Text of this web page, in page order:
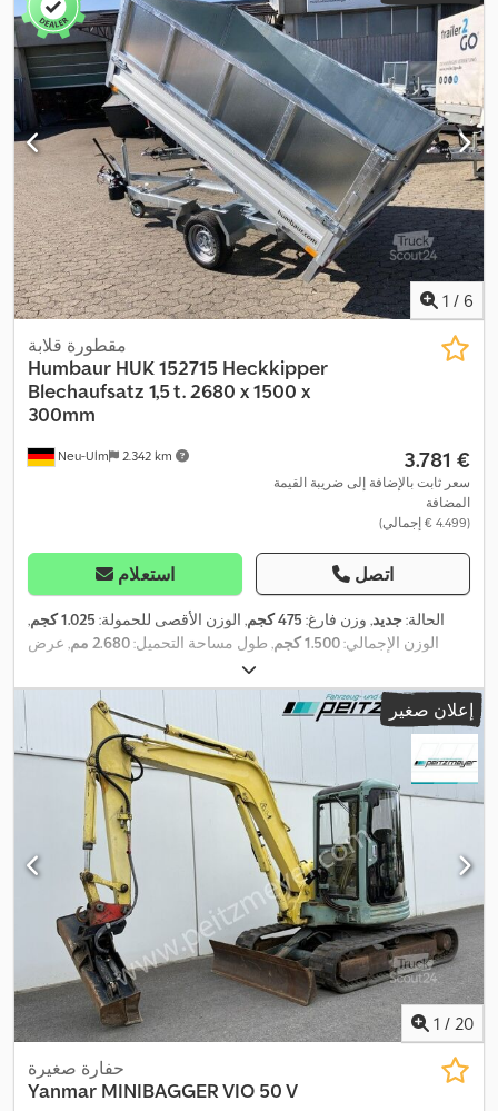
1 / 6
Neu-Ulm 2.342 km
مقطورة قلابة
Humbaur HUK 152715 Heckkipper
Blechaufsatz 1,5 t. 2680 x 1500 x
300mm
‏3.781 €
سعر ثابت بالإضافة إلى ضريبة القيمة
المضافة
(‏4.499 € إجمالي)
استعلام اتصل
الحالة:جديد, وزن فارغ: 475 كجم , الوزن الأقصى للحمولة: 1.025 كجم
,
الوزن الإجمالي:1.500 كجم , طول مساحة التحميل:2.680 مم
, عرض
, ارتفاع مساحة التحميل:
مساحة التحميل:1,2 م³ , لون:آخر, ارتفاع البناء:980 مم
, العرض التشغيلي:
إعلان صغير
1 / 20
حفارة صغيرة
Yanmar MINIBAGGER VIO 50 V